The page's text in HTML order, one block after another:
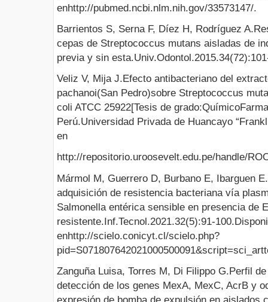
enhttp://pubmed.ncbi.nlm.nih.gov/33573147/.
Barrientos S, Serna F, Díez H, Rodríguez
cepas de Streptococcus mutans aisladas de
previa y sin
Veliz V, Mija J.Efecto antibacteriano del
pachanoi(San Pedro)sobre Streptococcus
coli ATCC 25922[Tesis de
Perú.Universidad Privada de Huancayo
en
http://repositorio.uroosevelt.edu.pe/handle/
Mármol M, Guerrero D, Burbano E, Ibarguen
adquisición de resistencia bacteriana vía
Salmonella entérica sensible en presencia de
resistente.Inf.Tecnol.2021.32(5):91-
enhttp://scielo.conicyt.cl/scielo.php?
Zanguña Luisa, Torres M, Di Filippo G.Perfil
detección de los genes MexA, MexC, AcrB y